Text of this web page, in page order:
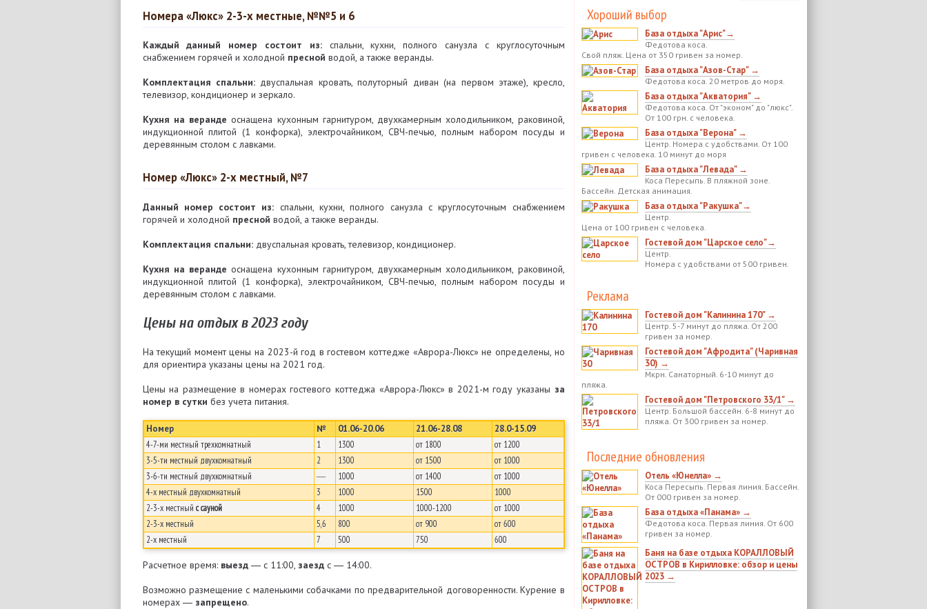
Номера «Люкс» 2-3-х местные, №№5 и 6
Каждый данный номер состоит из:спальни, кухни, полного санузла с круглосуточным
снабжением горячей и холодной пресной водой, а также веранды.
Комплектация спальни:двуспальная кровать, полуторный диван (на первом этаже), кресло,
телевизор, кондиционер и зеркало.
Кухня на веранде оснащена кухонным гарнитуром, двухкамерным холодильником, раковиной,
индукционной плитой (1 конфорка), электрочайником, СВЧ-печью, полным набором посуды и
деревянным столом с лавками.
Номер «Люкс» 2-х местный, №7
Данный номер состоит из: спальни, кухни, полного санузла с круглосуточным снабжением
горячей и холодной пресной водой, а также веранды.
Комплектация спальни:двуспальная кровать, телевизор, кондиционер.
Кухня на веранде оснащена кухонным гарнитуром, двухкамерным холодильником, раковиной,
индукционной плитой (1 конфорка), электрочайником, СВЧ-печью, полным набором посуды и
деревянным столом с лавками.
Цены на отдых в 2023 году
На текущий момент цены на 2023-й год в гостевом коттедже «Аврора-Люкс» не определены, но
для ориентира указаны цены на 2021 год.
Цены на размещение в номерах гостевого коттеджа «Аврора-Люкс» в 2021-м году указаны за
номер в сутки без учета питания.
Номер № 01.06-20.06 21.06-28.08
28.0-15.09
4-7-ми местный трехкомнатный
1 1300 от 1800
от 1200
3-5-ти местный двухкомнатный
2 1300 от 1500
от 1000
3-6-ти местный двухкомнатный
― 1000 от 1400
от 1000
4-х местный двухкомнатный
3 1000 1500
1000
2-3-х местный с сауной 4 1000 1000-1200
от 1000
2-3-х местный
5,6 800 от 900
от 600
2-х местный
7 500 750 600
Расчетное время: выезд― c 11:00, заездс ― 14:00.
Возможно размещение с маленькими собачками по предварительной договоренности. Курение в
номерах ― запрещено.
Хороший выбор
База отдыха "Арис"→
Федотова коса.
Свой пляж. Цена от 350 гривен за номер.
База отдыха "Азов-Стар" →
Федотова коса. 20 метров до моря.
База отдыха "Акватория" →
Федотова коса. От "эконом" до "люкс".
От 100 грн. с человека.
База отдыха "Верона" →
Центр. Номера с удобствами. От 100
гривен с человека. 10 минут до моря
База отдыха "Левада" →
Коса Пересыпь. В пляжной зоне.
Бассейн. Детская анимация.
База отдыха "Ракушка"→
Центр.
Цена от 100 гривен с человека.
Гостевой дом "Царское село"→
Центр.
Номера с удобствами от 500 гривен.
Реклама
Гостевой дом "Калинина 170" →
Центр. 5-7 минут до пляжа. От 200
гривен за номер.
Гостевой дом "Афродита" (Чаривная
30) →
Мкрн. Санаторный. 6-10 минут до
пляжа.
Гостевой дом "Петровского 33/1" →
Центр. Большой бассейн. 6-8 минут до
пляжа. От 300 гривен за номер.
Последние обновления
Отель «Юнелла» →
Коса Пересыпь. Первая линия. Бассейн.
От 000 гривен за номер.
База отдыха «Панама» →
Федотова коса. Первая линия. От 600
гривен за номер.
Баня на базе отдыха КОРАЛЛОВЫЙ
ОСТРОВ в Кирилловке: обзор и цены
2023 →